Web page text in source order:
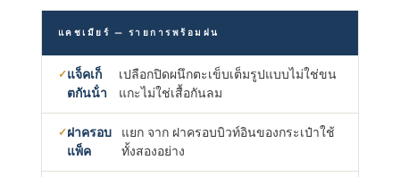
แคชเมียร์ — รายการพร้อมฝน
แจ็คเก็
ตกันน้ํา
เปลือกปิดผนึกตะเข็บเต็มรูปแบบไม่ใช่ขน
แกะไม่ใช่เสื้อกันลม
ฝาครอบ
แพ็ค
แยก จาก ฝาครอบบิวท์อินของกระเป๋าใช้
ทั้งสองอย่าง